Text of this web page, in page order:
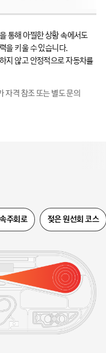
통해 아찔한 상황 속에서도
을 키울 수 있습니다.
지 않고 안정적으로 자동차를
자격 참조 또는 별도 문의
주회로 젖은 원선회 코스